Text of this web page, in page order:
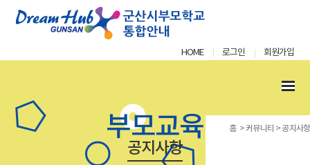
HOME 로그인 회원가입
부모교육
공지사항
홈 > 커뮤니티 > 공지사항